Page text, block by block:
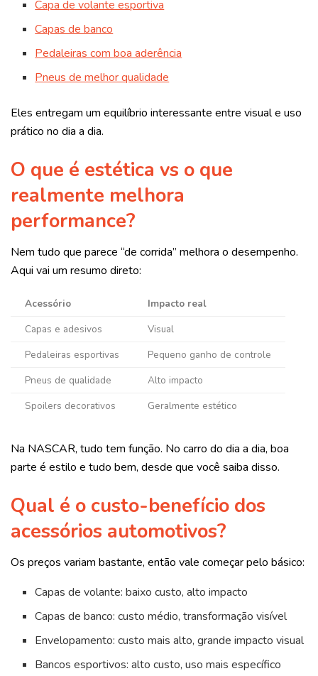
Capa de volante esportiva
Capas de banco
Pedaleiras com boa aderência
Pneus de melhor qualidade
Eles entregam um equilíbrio interessante entre visual e uso
prático no dia a dia.
O que é estética vs o que
realmente melhora
performance?
Nem tudo que parece “de corrida” melhora o desempenho.
Aqui vai um resumo direto:
Acessório
Impacto real
Capas e adesivos
Visual
Pedaleiras esportivas
Pequeno ganho de controle
Pneus de qualidade
Alto impacto
Spoilers decorativos
Geralmente estético
Na NASCAR, tudo tem função. No carro do dia a dia, boa
parte é estilo e tudo bem, desde que você saiba disso.
Qual é o custo-benefício dos
acessórios automotivos?
Os preços variam bastante, então vale começar pelo básico:
Capas de volante: baixo custo, alto impacto
Capas de banco: custo médio, transformação visível
Envelopamento: custo mais alto, grande impacto visual
Bancos esportivos: alto custo, uso mais específico